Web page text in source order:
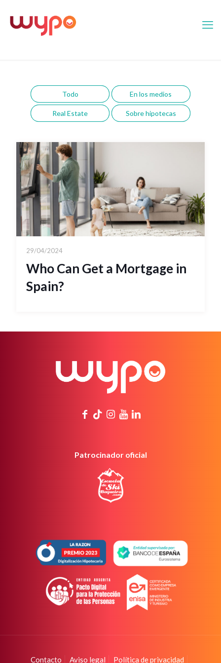
Todo En los medios
Real Estate Sobre hipotecas
29/04/2024
Who Can Get a Mortgage in
Spain?
Patrocinador oficial
Contacto Aviso legal Política de privacidad